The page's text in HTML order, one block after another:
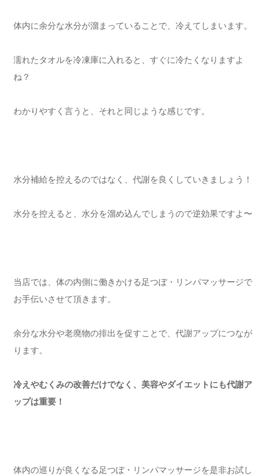
体内に余分な水分が溜まっていることで、冷えてしまいます。
濡れたタオルを冷凍庫に入れると、すぐに冷たくなりますよ
ね？
わかりやすく言うと、それと同じような感じです。
水分補給を控えるのではなく、代謝を良くしていきましょう！
水分を控えると、水分を溜め込んでしまうので逆効果ですよ〜
当店では、体の内側に働きかける足つぼ・リンパマッサージで
お手伝いさせて頂きます。
余分な水分や老廃物の排出を促すことで、代謝アップにつなが
ります。
冷えやむくみの改善だけでなく、美容やダイエットにも代謝ア
ップは重要！
体内の巡りが良くなる足つぼ・リンパマッサージを是非お試し